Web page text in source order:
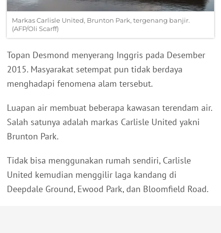
Markas Carlisle United, Brunton Park, tergenang banjir.
(AFP/Oli Scarff)
Topan Desmond menyerang Inggris pada Desember
2015. Masyarakat setempat pun tidak berdaya
menghadapi fenomena alam tersebut.
Luapan air membuat beberapa kawasan terendam air.
Salah satunya adalah markas Carlisle United yakni
Brunton Park.
Tidak bisa menggunakan rumah sendiri, Carlisle
United kemudian menggilir laga kandang di
Deepdale Ground, Ewood Park, dan Bloomfield Road.